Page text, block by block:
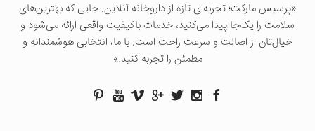
«پرسيس ماركت؛ تجربه‌ای تازه از داروخانه آنلاین. جایی که بهترین‌های
سلامت را یک‌جا پیدا می‌کنید، خدمات باکیفیت واقعی ارائه می‌شود و
خیال‌تان از اصالت و سرعت راحت است. با ما، انتخابی هوشمندانه و
مطمئن را تجربه کنید.»